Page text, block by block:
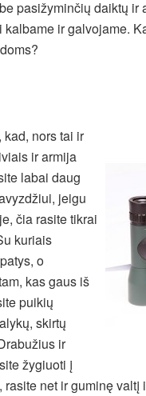
pasižyminčių daiktų ir
ir galvojame.
nors tai ir
ir armija
labai daug
jeigu
čia rasite tikrai
kuriais
o
kas gaus iš
puikių
skirtų
ir
žygiuoti į
net ir guminę valtį